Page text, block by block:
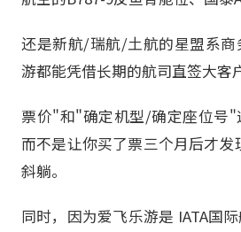
还是新航/瑞航/土航的星盟系商
游都能凭借长期的航司直签大客
票价"和"确定机型/确定座位号"
而不是让你买了票三个月后才
斜躺。
同时，因为爱飞乐游是 IATA国